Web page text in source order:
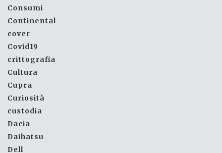
Consumi
Continental
cover
Covid19
crittografia
Cultura
Cupra
Curiosità
custodia
Dacia
Daihatsu
Dell